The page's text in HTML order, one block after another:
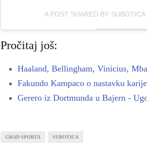
A POST SHARED BY
Pročitaj još:
Haaland, Bellingham, Vinicius,
Fakundo Kampaco o nastavku
Gerero iz Dortmunda u Bajern -
GRAD SPORTA SUBOTICA